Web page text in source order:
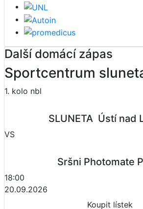
Další domácí zápas
Sportcentrum
1. kolo nbl
SLUNETA  Ústí nad
VS
Sršni Photomate
18:00
20.09.2026
Koupit lístek